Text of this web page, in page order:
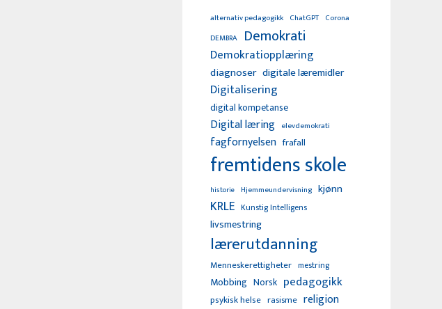
alternativ pedagogikk ChatGPT Corona
DEMBRA Demokrati
Demokratiopplæring
diagnoser digitale læremidler
Digitalisering
digital kompetanse
Digital læring elevdemokrati
fagfornyelsen frafall
fremtidens skole
historie Hjemmeundervisning kjønn
KRLE Kunstig Intelligens
livsmestring
lærerutdanning
Menneskerettigheter mestring
Mobbing Norsk pedagogikk
psykisk helse rasisme religion